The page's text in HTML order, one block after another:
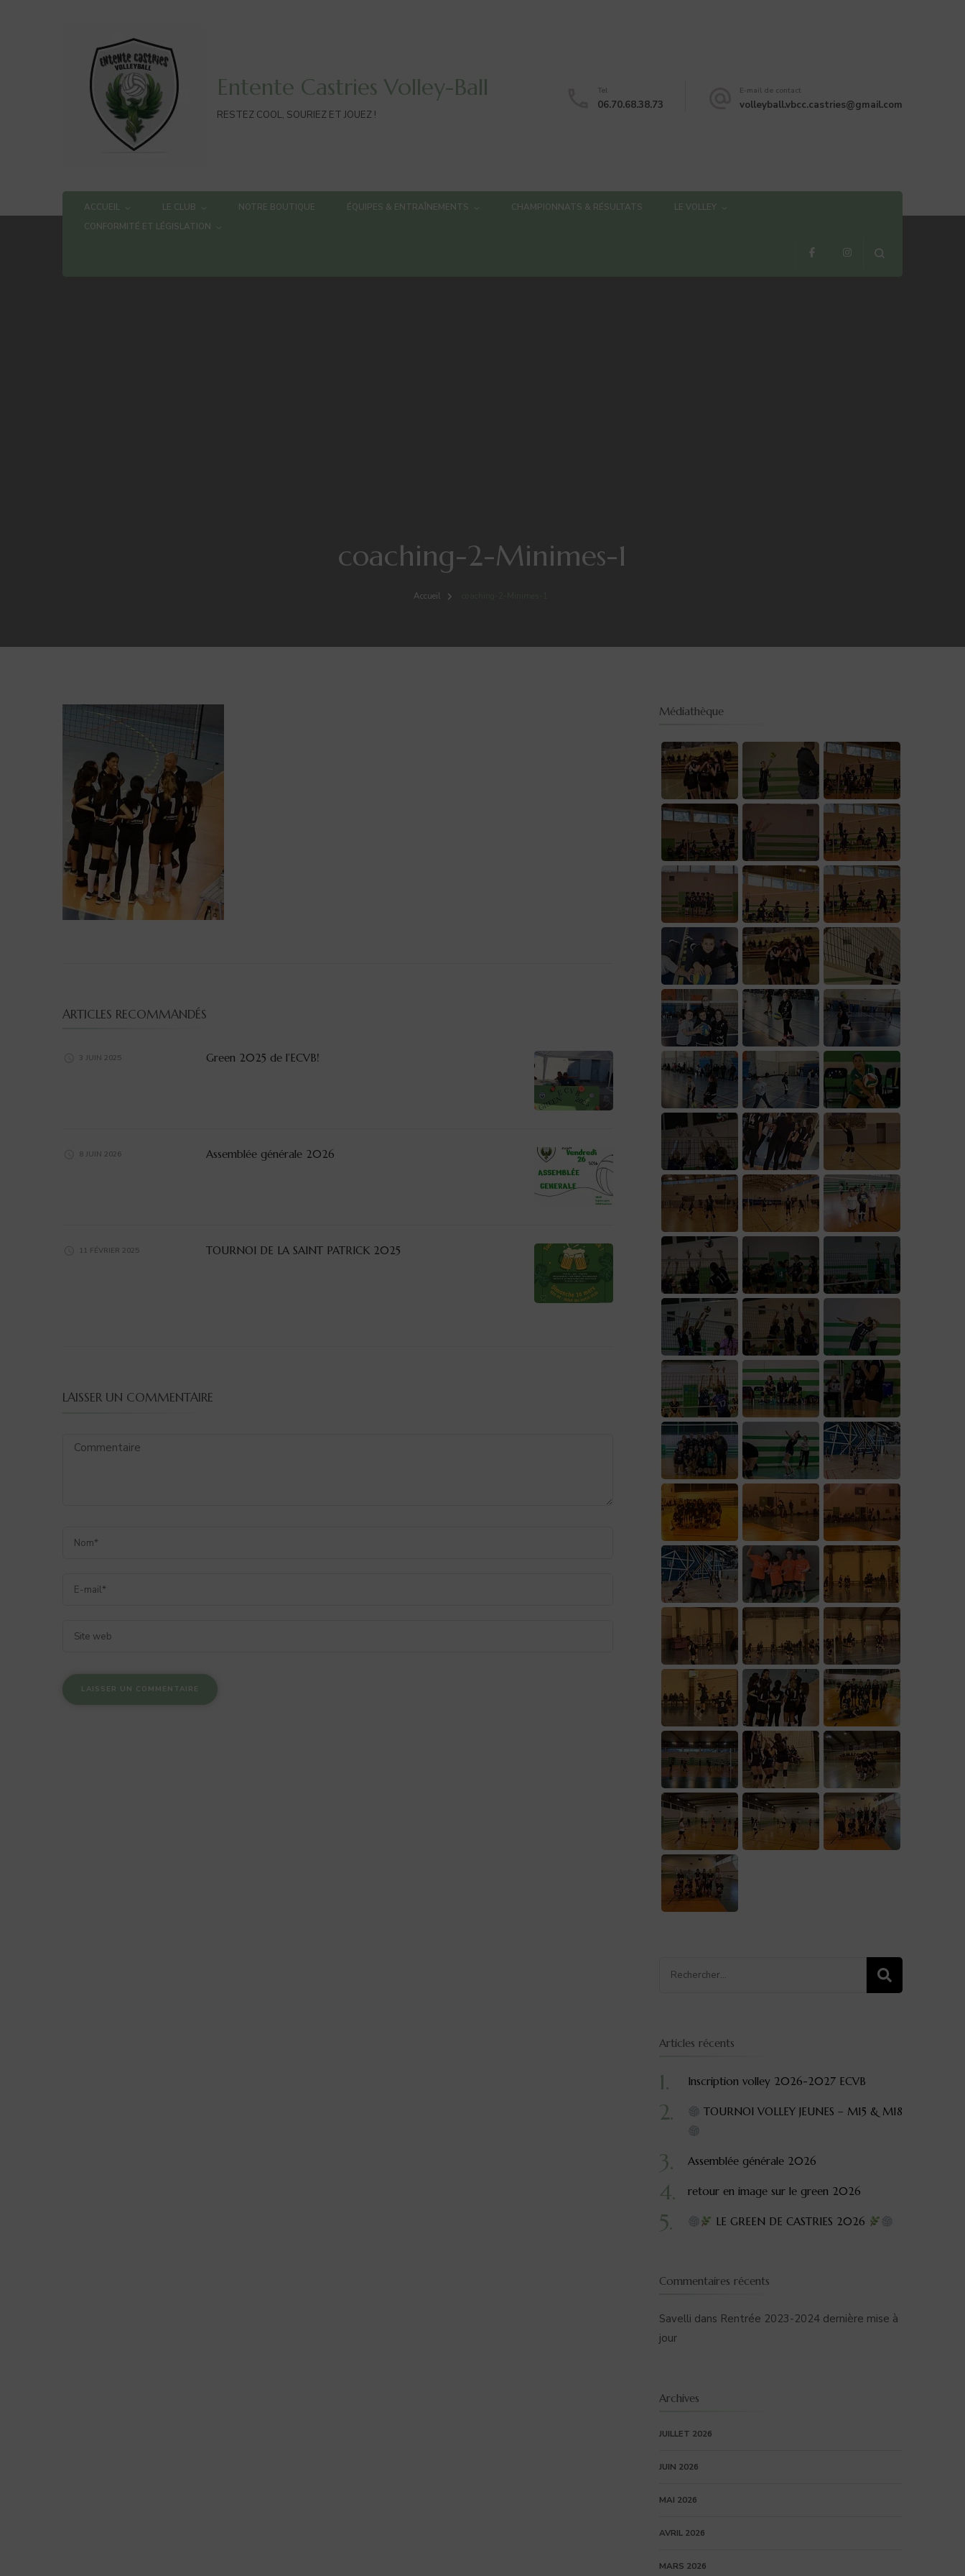
Entente Castries Volley-Ball
RESTEZ COOL, SOURIEZ ET JOUEZ !
Tel
06.70.68.38.73
E-mail de contact
volleyball.vbcc.castries@gmail.com
ACCUEIL LE CLUB NOTRE BOUTIQUE ÉQUIPES & ENTRAÎNEMENTS CHAMPIONNATS & RÉSULTATS
LE VOLLEY
CONFORMITÉ ET LÉGISLATION
coaching-2-Minimes-1
Accueil
ARTICLES RECOMMANDÉS
3 JUIN 2025 Green 2025 de l’ECVB!
8 JUIN 2026 Assemblée générale 2026
11 FÉVRIER 2025 TOURNOI DE LA SAINT PATRICK 2025
LAISSER UN COMMENTAIRE
Médiathèque
Articles récents
Inscription volley 2026-2027 ECVB
TOURNOI VOLLEY JEUNES – M15 & M18
Assemblée générale 2026
retour en image sur le green 2026
LE GREEN DE CASTRIES 2026
Commentaires récents
Savelli dans Rentrée 2023-2024 dernière mise à
jour
Archives
JUILLET 2026
JUIN 2026
MAI 2026
AVRIL 2026
MARS 2026